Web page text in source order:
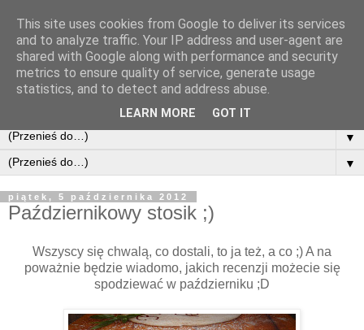
▼
▼
piątek, 5 października 2012
Październikowy stosik ;)
Wszyscy się chwalą, co dostali, to ja też, a co ;) A na
poważnie będzie wiadomo, jakich recenzji możecie się
spodziewać w październiku ;D
This site uses cookies from Google to deliver its services
and to analyze traffic. Your IP address and user-agent are
shared with Google along with performance and security
metrics to ensure quality of service, generate usage
statistics, and to detect and address abuse.
LEARN MORE GOT IT